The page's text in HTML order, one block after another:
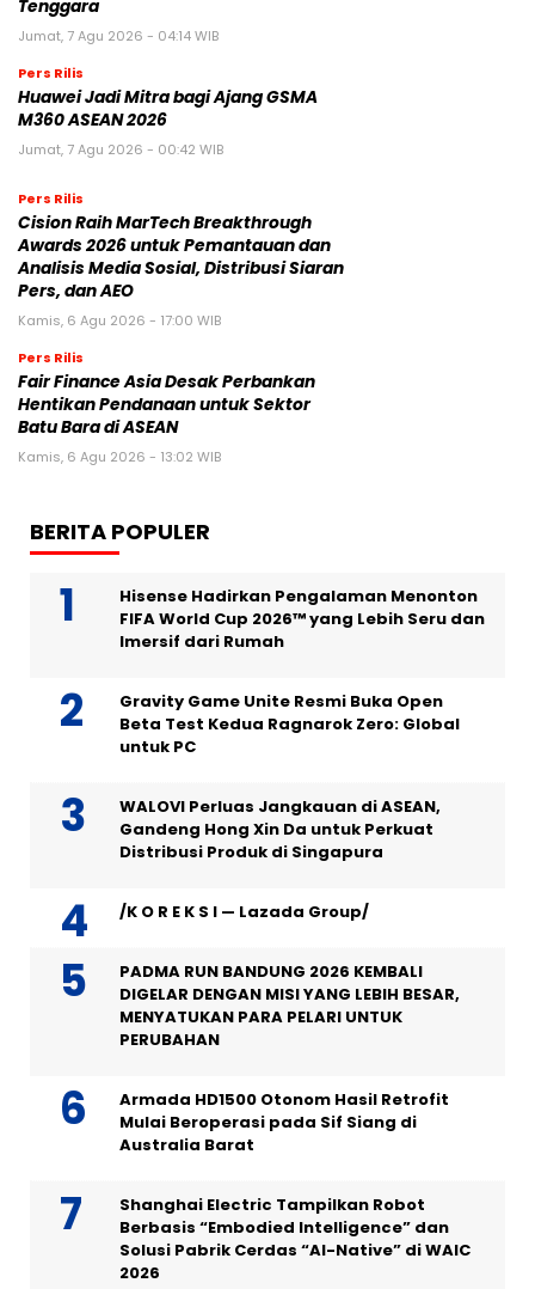
Tenggara
Jumat, 7 Agu 2026 - 04:14 WIB
Pers Rilis
Huawei Jadi Mitra bagi Ajang GSMA
M360 ASEAN 2026
Jumat, 7 Agu 2026 - 00:42 WIB
Pers Rilis
Cision Raih MarTech Breakthrough
Awards 2026 untuk Pemantauan dan
Analisis Media Sosial, Distribusi Siaran
Pers, dan AEO
Kamis, 6 Agu 2026 - 17:00 WIB
Pers Rilis
Fair Finance Asia Desak Perbankan
Hentikan Pendanaan untuk Sektor
Batu Bara di ASEAN
Kamis, 6 Agu 2026 - 13:02 WIB
BERITA POPULER
Hisense Hadirkan Pengalaman Menonton
FIFA World Cup 2026™ yang Lebih Seru dan
Imersif dari Rumah
Gravity Game Unite Resmi Buka Open
Beta Test Kedua Ragnarok Zero: Global
untuk PC
WALOVI Perluas Jangkauan di ASEAN,
Gandeng Hong Xin Da untuk Perkuat
Distribusi Produk di Singapura
/K O R E K S I — Lazada Group/
PADMA RUN BANDUNG 2026 KEMBALI
DIGELAR DENGAN MISI YANG LEBIH BESAR,
MENYATUKAN PARA PELARI UNTUK
PERUBAHAN
Armada HD1500 Otonom Hasil Retrofit
Mulai Beroperasi pada Sif Siang di
Australia Barat
Shanghai Electric Tampilkan Robot
Berbasis “Embodied Intelligence” dan
Solusi Pabrik Cerdas “AI-Native” di WAIC
2026